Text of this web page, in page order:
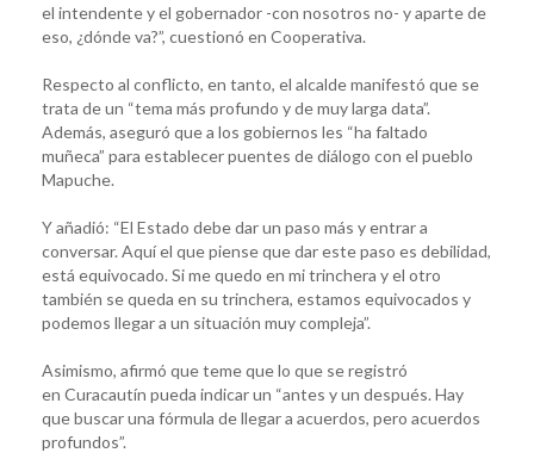
el intendente y el gobernador -con nosotros no- y aparte de
eso, ¿dónde va?”, cuestionó en Cooperativa.
Respecto al conflicto, en tanto, el alcalde manifestó que se
trata de un “tema más profundo y de muy larga data”.
Además, aseguró que a los gobiernos les “ha faltado
muñeca” para establecer puentes de diálogo con el pueblo
Mapuche.
Y añadió: “El Estado debe dar un paso más y entrar a
conversar. Aquí el que piense que dar este paso es debilidad,
está equivocado. Si me quedo en mi trinchera y el otro
también se queda en su trinchera, estamos equivocados y
podemos llegar a un situación muy compleja”.
Asimismo, afirmó que teme que lo que se registró
en Curacautín pueda indicar un “antes y un después. Hay
que buscar una fórmula de llegar a acuerdos, pero acuerdos
profundos”.